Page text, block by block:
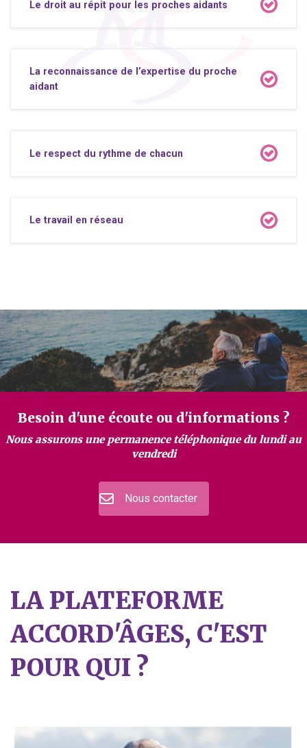
Le droit au répit pour les proches aidants
La reconnaissance de l’expertise du proche
aidant
Le respect du rythme de chacun
Le travail en réseau
Besoin d'une écoute ou d'informations ?
Nous assurons une permanence téléphonique du lundi au
vendredi
Nous contacter
LA PLATEFORME
ACCORD'ÂGES, C'EST
POUR QUI ?